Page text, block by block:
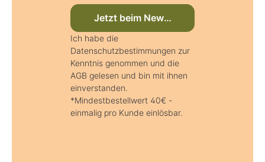
Jetzt beim Newsletter anmelden
Ich habe die
Datenschutzbestimmungen zur
Kenntnis genommen und die
AGB gelesen und bin mit ihnen
einverstanden.
*Mindestbestellwert 40€ -
einmalig pro Kunde einlösbar.